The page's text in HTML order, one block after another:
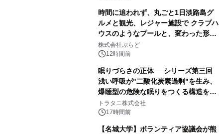
時間に追われず、丸ごと1日淡路島グ
ルメと観光、レジャー施設で クラブハ
ウスのようなプールと、変わった形の
サウナも 「THE BOXY AWAJI」のお
得な素泊まり連泊プランで
株式会社ぷらど
12時間前
眠りづらさの正体──シリーズ第三回
浅い呼吸が"二酸化炭素過剰"を生み、
爆睡型の危険な眠りをつくる構造を解
説
トラタニ株式会社
17時間前
【名城大学】ボランティア協議会が熊